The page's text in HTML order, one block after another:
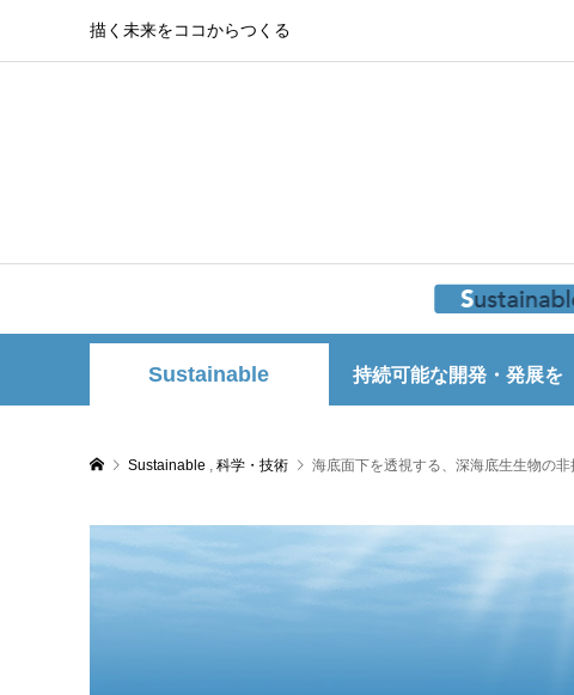
描く未来をココからつくる
Sustainable 持続可能な開発・発展を
Sustainable , 科学・技術 海底面下を透視する、深海底生生物の